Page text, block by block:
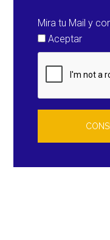
Mira tu Mail y
Aceptar